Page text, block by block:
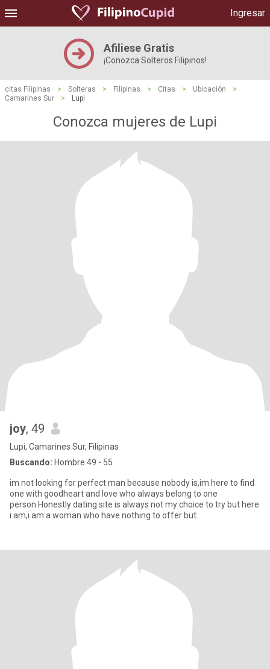
Ingresar
Afiliese Gratis
¡Conozca Solteros Filipinos!
citas Filipinas > Solteras > Filipinas > Citas > Ubicación
>
Camarines Sur
> Lupi
Conozca mujeres de Lupi
joy, 49
Lupi, Camarines Sur, Filipinas
Buscando: Hombre 49 - 55
im not looking for perfect man because nobody is,im here to find
one with goodheart and love who always belong to one
person.Honestly dating site is always not my choice to try but here
i am,i am a woman who have nothing to offer but